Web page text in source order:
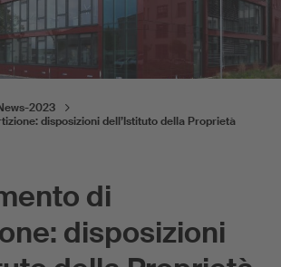
di
disposizioni
2023
disposizioni dell’Istituto della Proprietà